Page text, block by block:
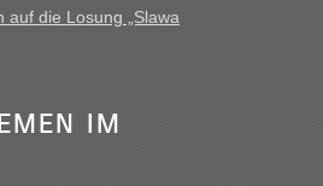
wenn die Frau mit dabei ist.
schließlich immer unter
auf die Losung „Slawa
im